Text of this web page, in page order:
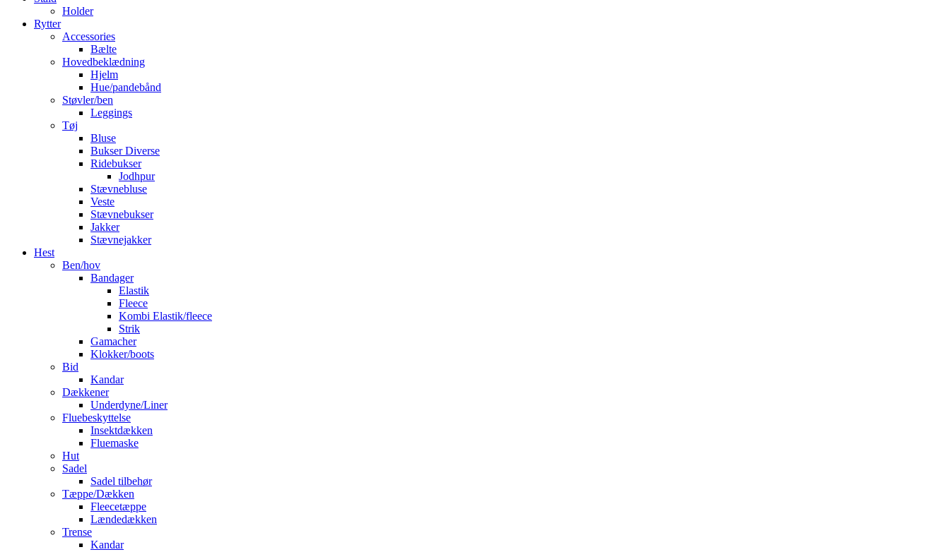
Holder
Rytter
Accessories
Bælte
Hovedbeklædning
Hjelm
Hue/pandebånd
Støvler/ben
Leggings
Tøj
Bluse
Bukser Diverse
Ridebukser
Jodhpur
Stævnebluse
Veste
Stævnebukser
Jakker
Stævnejakker
Hest
Ben/hov
Bandager
Elastik
Fleece
Kombi Elastik/fleece
Strik
Gamacher
Klokker/boots
Bid
Kandar
Dækkener
Underdyne/Liner
Fluebeskyttelse
Insektdækken
Fluemaske
Hut
Sadel
Sadel tilbehør
Tæppe/Dækken
Fleecetæppe
Lændedækken
Trense
Kandar